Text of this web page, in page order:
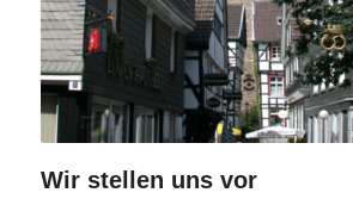
Wir stellen uns vor